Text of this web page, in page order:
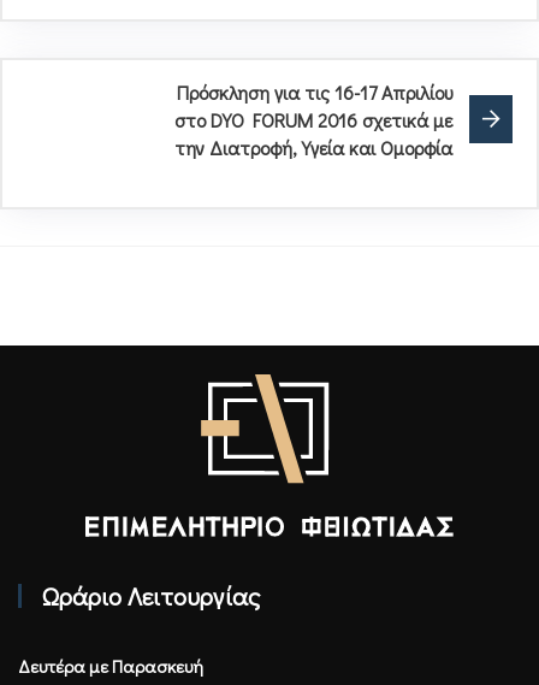
Πρόσκληση για τις 16-17 Απριλίου
στο DYO FORUM 2016 σχετικά με
την Διατροφή, Υγεία και Ομορφία
Ωράριο Λειτουργίας
Δευτέρα με Παρασκευή